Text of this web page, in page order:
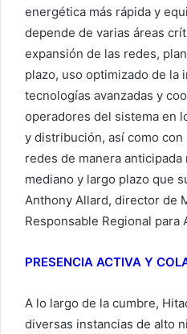
energética más rápida y
depende de varias áreas
expansión de las redes,
plazo, uso optimizado de la
tecnologías avanzadas y
operadores del sistema en
y distribución, así como
redes de manera
mediano y largo plazo que
Anthony Allard, director de
Responsable Regional para
PRESENCIA ACTIVA Y
A lo largo de la cumbre,
diversas instancias de alto